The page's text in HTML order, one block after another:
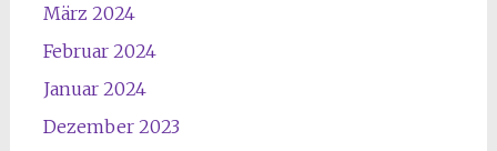
März 2024
Februar 2024
Januar 2024
Dezember 2023